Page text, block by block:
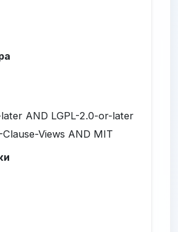
later AND LGPL-2.0-or-later
Views AND MIT